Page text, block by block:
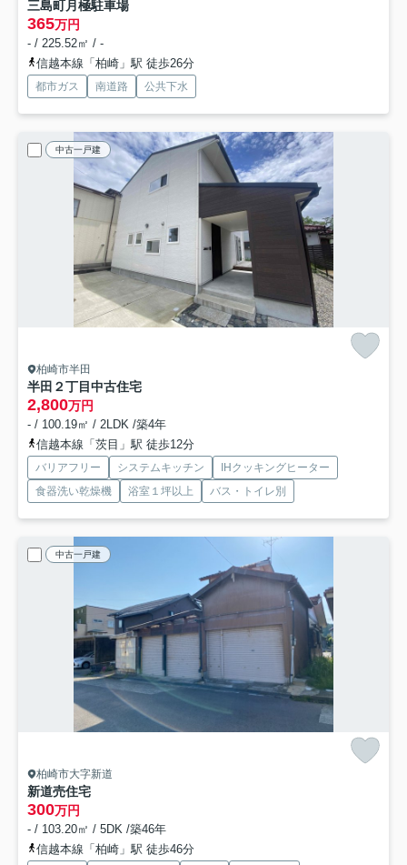
三島町月極駐車場
365万円
- / 225.52㎡ / -
信越本線「柏崎」駅 徒歩26分
都市ガス 南道路 公共下水
中古一戸建
柏崎市半田
半田２丁目中古住宅
2,800万円
- / 100.19㎡ / 2LDK /築4年
信越本線「茨目」駅 徒歩12分
バリアフリー システムキッチン
IHクッキングヒーター
食器洗い乾燥機
浴室１坪以上 バス・トイレ別
中古一戸建
柏崎市大字新道
新道売住宅
300万円
- / 103.20㎡ / 5DK /築46年
信越本線「柏崎」駅 徒歩46分